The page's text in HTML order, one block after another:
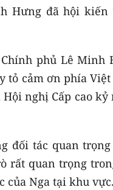
Hưng đã hội kiến
phủ Lê Minh
tỏ cảm ơn phía
nghị Cấp cao kỷ
đối tác quan
rất quan trọng
của Nga tại khu vực.